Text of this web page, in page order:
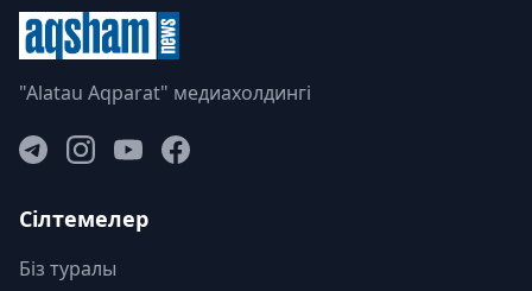
"Alatau Aqparat" медиахолдингі
Сілтемелер
Біз туралы